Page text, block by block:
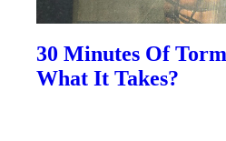
30 Minutes Of
What It Takes?